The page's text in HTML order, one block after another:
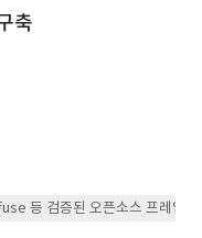
축
등 검증된 오픈소스 프레임워